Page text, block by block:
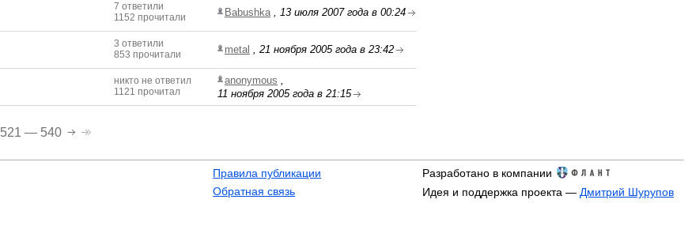
7 ответили
1152 прочитали
Babushka, 13 июля 2007 года в 00:24
3 ответили
853 прочитали
metal , 21 ноября 2005 года в 23:42
никто не ответил
1121 прочитал
anonymous ,
11 ноября 2005 года в 21:15
521 — 540
Правила публикации
Обратная связь
Разработано в компании
Идея и поддержка проекта — Дмитрий Шурупов